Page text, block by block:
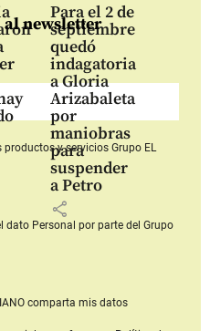
Para el 2 de
septiembre
quedó
indagatoria
a Gloria
Arizabaleta
por
maniobras
para
suspender
a Petro
share
al newsletter
productos y serviciosGrupo EL
dato Personal por parte del Grupo
comparta mis datos